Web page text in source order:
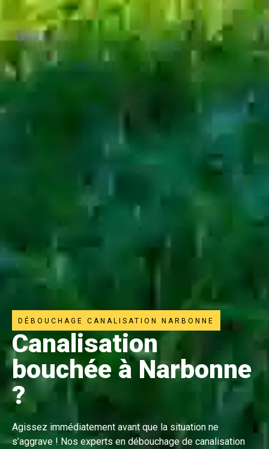
DÉBOUCHAGE CANALISATION NARBONNE
Canalisation
bouchée à Narbonne
?
Agissez immédiatement avant que la situation ne
s’aggrave ! Nos experts en débouchage de canalisation